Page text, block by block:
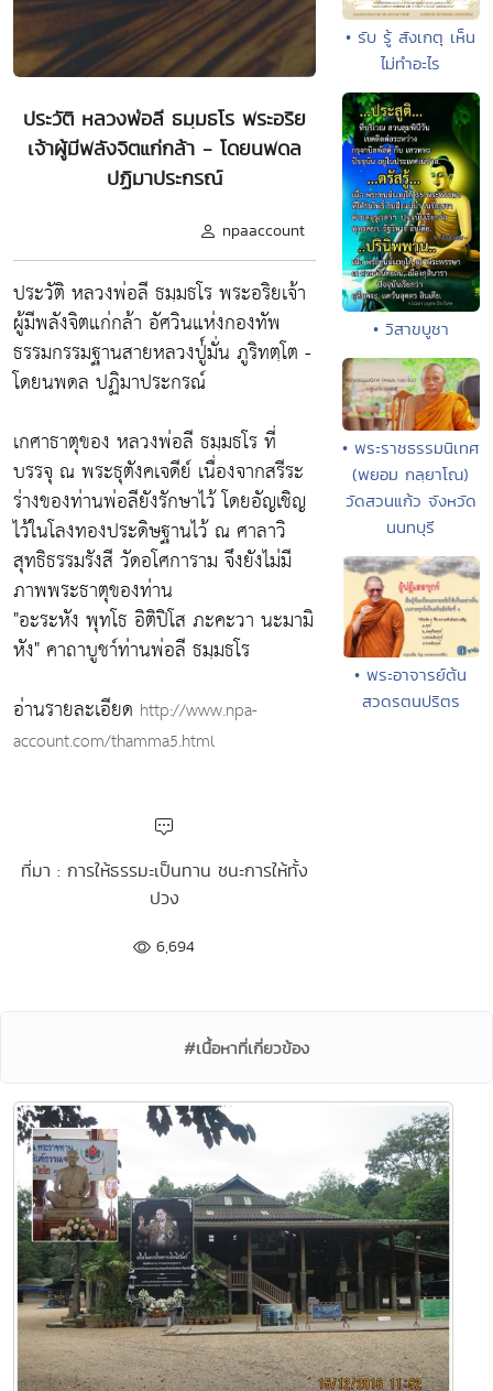
ประวัติ หลวงพ่อลี ธมฺมธโร พระอริย
เจ้าผู้มีพลังจิตแก่กล้า - โดยนพดล
ปฏิมาประกรณ์
npaaccount
ประวัติ หลวงพ่อลี ธมฺมธโร พระอริยเจ้า
ผู้มีพลังจิตแก่กล้า อัศวินแห่งกองทัพ
ธรรมกรรมฐานสายหลวงปู่์มั่น ภูริทตฺโต -
โดยนพดล ปฏิมาประกรณ์
เกศาธาตุของ หลวงพ่อลี ธมฺมธโร ที่
บรรจุ ณ พระธุตังคเจดีย์ เนื่องจากสรีระ
ร่างของท่านพ่อลียังรักษาไว้ โดยอัญเชิญ
ไว้ในโลงทองประดิษฐานไว้ ณ ศาลาวิ
สุทธิธรรมรังสี วัดอโศการาม จึงยังไม่มี
ภาพพระธาตุของท่าน
"อะระหัง พุทโธ อิติปิโส ภะคะวา นะมามิ
หัง" คาถาบูชา์ท่านพ่อลี ธมฺมธโร
อ่านรายละเอียด http://www.npa-
account.com/thamma5.html
ที่มา : การให้ธรรมะเป็นทาน ชนะการให้ทั้ง
ปวง
6,694
• รับ รู้ สังเกตุ เห็น
ไม่ทำอะไร
• วิสาขบูชา
• พระราชธรรมนิเทศ
(พยอม กลฺยาโณ)
วัดสวนแก้ว จังหวัด
นนทบุรี
• พระอาจารย์ต้น
สวดรตนปริตร
#เนื้อหาที่เกี่ยวข้อง